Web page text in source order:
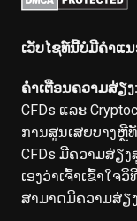
ເວັບໄຊທ໌ນີ້ບໍ່ມີຄໍາແ
ຄໍາເຕືອນຄວາມສ່ຽງ:
CFDs ແລະ
ການສູນເສຍບາງຫຼື
CFDs ມີຄວາມສ່ຽງ
ເອງວ່າເຈົ້າເຂົ້າໃຈ
ສາມາດມີຄວາມສ່ຽ